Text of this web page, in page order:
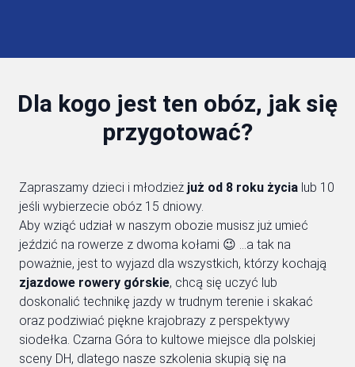
Dla kogo jest ten obóz, jak się
przygotować?
Zapraszamy dzieci i młodzież już od 8 roku życia lub 10
jeśli wybierzecie obóz 15 dniowy.
Aby wziąć udział w naszym obozie musisz już umieć
jeździć na rowerze z dwoma kołami 😉 …a tak na
poważnie, jest to wyjazd dla wszystkich, którzy kochają
zjazdowe rowery górskie, chcą się uczyć lub
doskonalić technikę jazdy w trudnym terenie i skakać
oraz podziwiać piękne krajobrazy z perspektywy
siodełka. Czarna Góra to kultowe miejsce dla polskiej
sceny DH, dlatego nasze szkolenia skupią się na